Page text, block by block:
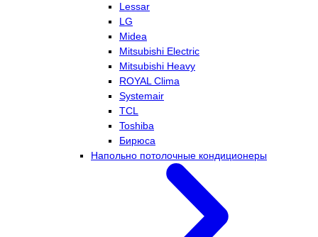
Lessar
LG
Midea
Mitsubishi Electric
Mitsubishi Heavy
ROYAL Clima
Systemair
TCL
Toshiba
Бирюса
Напольно потолочные кондиционеры